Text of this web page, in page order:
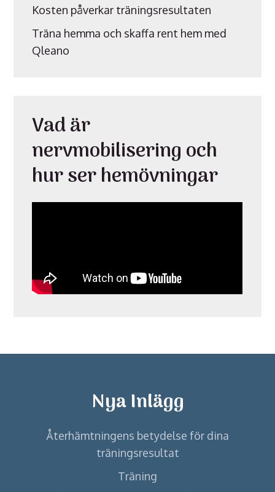
Kosten påverkar träningsresultaten
Träna hemma och skaffa rent hem med
Qleano
Vad är
nervmobilisering och
hur ser hemövningar
Nya Inlägg
Återhämtningens betydelse för dina
träningsresultat
Träning